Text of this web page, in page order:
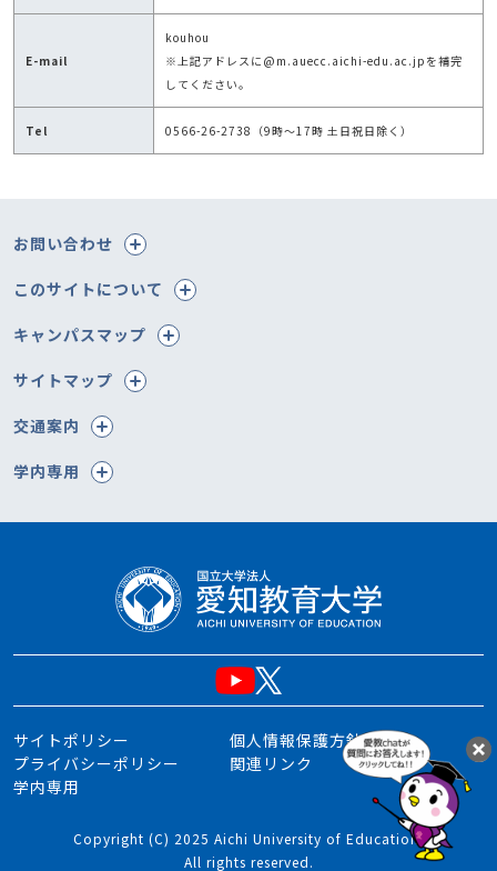
E-mail
kouhou
※上記アドレスに@m.auecc.aichi-edu.ac.jpを補完
してください。
Tel 0566-26-2738（9時～17時 土日祝日除く）
お問い合わせ
このサイトについて
キャンパスマップ
サイトマップ
交通案内
学内専用
サイトポリシー
個人情報保護方針
プライバシーポリシー
関連リンク
学内専用
Copyright (C) 2025 Aichi University of Education.
All rights reserved.